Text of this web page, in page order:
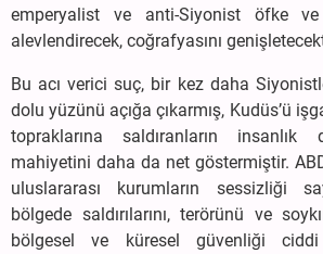
emperyalist ve anti-Siyonist öfke
alevlendirecek, coğrafyasını
Bu acı verici suç, bir kez daha
dolu yüzünü açığa çıkarmış, Kudüs’ü
topraklarına saldıranların insanlık
mahiyetini daha da net göstermiştir.
uluslararası kurumların sessizliği
bölgede saldırılarını, terörünü ve
bölgesel ve küresel güvenliği